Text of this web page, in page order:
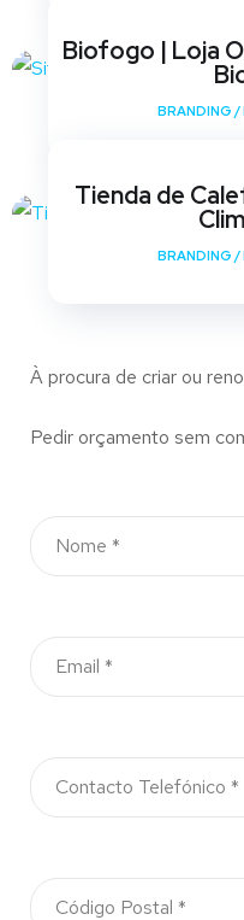
Biofogo | Loja
BRANDING /
Tienda de
BRANDING /
À procura de criar ou
Pedir orçamento sem